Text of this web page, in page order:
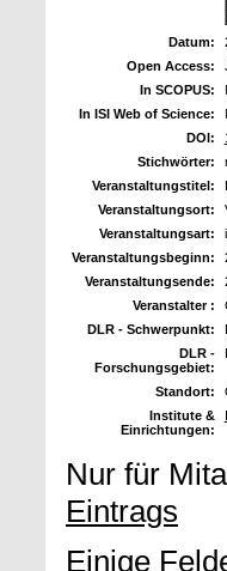
Datum:
Open Access:
In SCOPUS:
In ISI Web of Science:
DOI:
Stichwörter:
Veranstaltungstitel:
Veranstaltungsort:
Veranstaltungsart:
Veranstaltungsbeginn:
Veranstaltungsende:
Veranstalter :
DLR - Schwerpunkt:
DLR -
Forschungsgebiet:
Standort:
Institute &
Einrichtungen:
Nur für
Eintrags
Einige